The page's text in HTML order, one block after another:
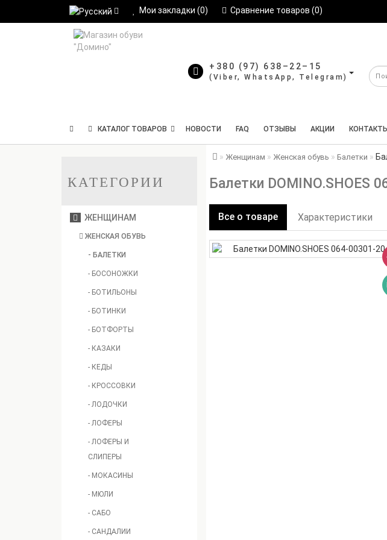
Мои закладки (0) Сравнение товаров (0)
+380 (97) 638–22–15
КАТАЛОГ ТОВАРОВ НОВОСТИ FAQ ОТЗЫВЫ АКЦИИ КОНТАКТЫ
КАТЕГОРИИ
ЖЕНЩИНАМ
ЖЕНСКАЯ ОБУВЬ
- БАЛЕТКИ
- БОСОНОЖКИ
- БОТИЛЬОНЫ
- БОТИНКИ
- БОТФОРТЫ
- КАЗАКИ
- КЕДЫ
- КРОССОВКИ
- ЛОДОЧКИ
- ЛОФЕРЫ
- ЛОФЕРЫ И
СЛИПЕРЫ
- МОКАСИНЫ
- МЮЛИ
- САБО
- САНДАЛИИ
Женщинам Женская обувь Балетки
Балетки DOMINO.SHOES
Все о товаре Характеристики